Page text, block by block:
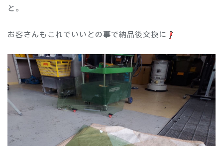
と。
お客さんもこれでいいとの事で納品後交換に